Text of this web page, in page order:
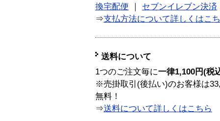
換宅配便
セブンイレブン決済
⇒支払方法について詳しくはこ
送料について
1つのご注文毎に一律1,100円(税
※売掛取引(後払い)のお客様は
無料！
⇒送料について詳しくはこちら